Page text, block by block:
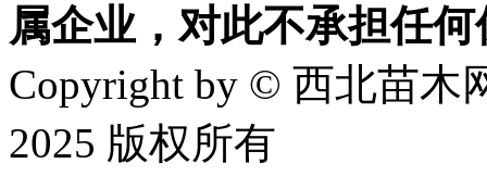
属企业，对此不承担任
Copyright by © 西北苗木
2025 版权所有